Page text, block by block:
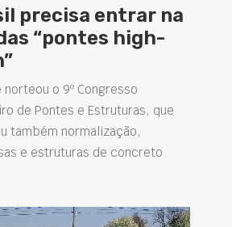
precisa entrar na
“pontes high-
norteou o 9º Congresso
de Pontes e Estruturas, que
também normalização,
e estruturas de concreto